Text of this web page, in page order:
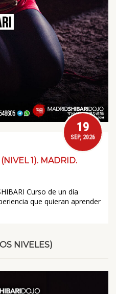
19
SEP, 2026
1). MADRID.
Curso de un día
que quieran aprender
NIVELES)